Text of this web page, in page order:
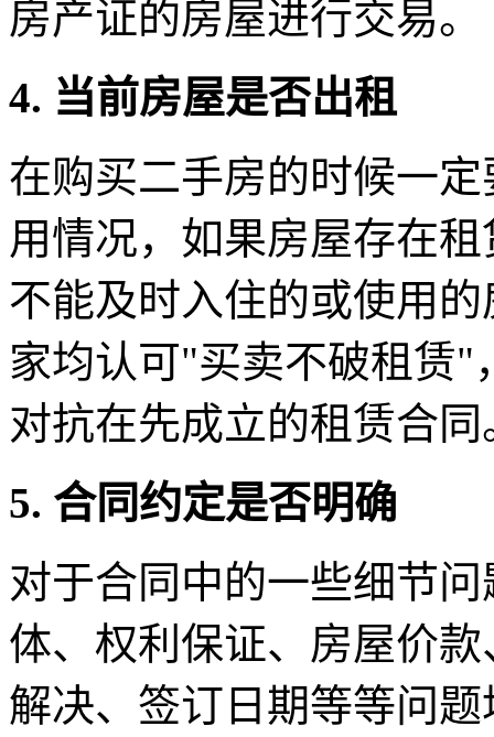
房产证的房屋进行交易。
4. 当前房屋是否出租
在购买二手房的时候一
用情况，如果房屋存在
不能及时入住的或使用
家均认可"买卖不破租赁"
对抗在先成立的租赁合同
5. 合同约定是否明确
对于合同中的一些细节
体、权利保证、房屋价
解决、签订日期等等问